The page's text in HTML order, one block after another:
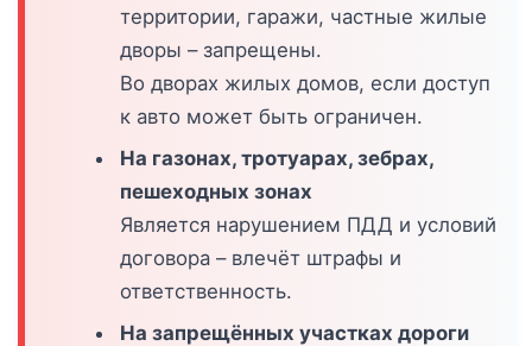
территории, гаражи, частные жилые
дворы – запрещены.
Во дворах жилых домов, если доступ
к авто может быть ограничен.
На газонах, тротуарах, зебрах,
пешеходных зонах
Является нарушением ПДД и условий
договора – влечёт штрафы и
ответственность.
На запрещённых участках дороги